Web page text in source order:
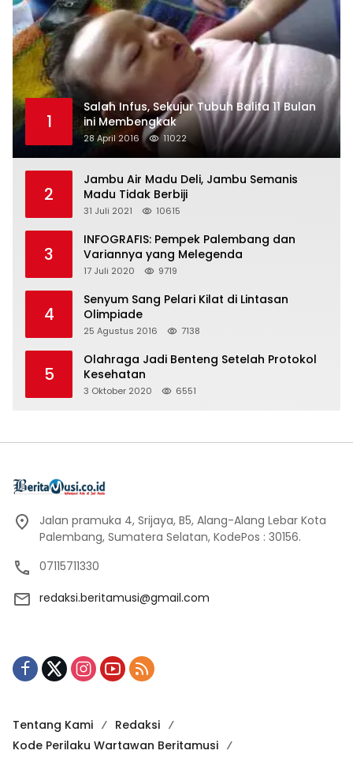
1
Salah Infus, Sekujur Tubuh Balita 11 Bulan
ini Membengkak
28 April 2016 11022
2
Jambu Air Madu Deli, Jambu Semanis
Madu Tidak Berbiji
31 Juli 2021 10615
3
INFOGRAFIS: Pempek Palembang dan
Variannya yang Melegenda
17 Juli 2020 9719
4
Senyum Sang Pelari Kilat di Lintasan
Olimpiade
25 Agustus 2016 7138
5
Olahraga Jadi Benteng Setelah Protokol
Kesehatan
3 Oktober 2020 6551
Jalan pramuka 4, Srijaya, B5, Alang-Alang Lebar Kota
Palembang, Sumatera Selatan, KodePos : 30156.
07115711330
redaksi.beritamusi@gmail.com
Tentang Kami
Redaksi
Kode Perilaku Wartawan Beritamusi